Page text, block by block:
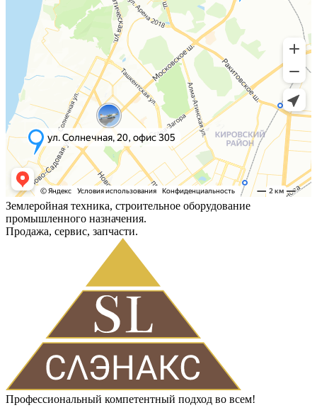
Землеройная техника, строительное оборудование
промышленного назначения.
Продажа, сервис, запчасти.
Профессиональный компетентный подход во всем!